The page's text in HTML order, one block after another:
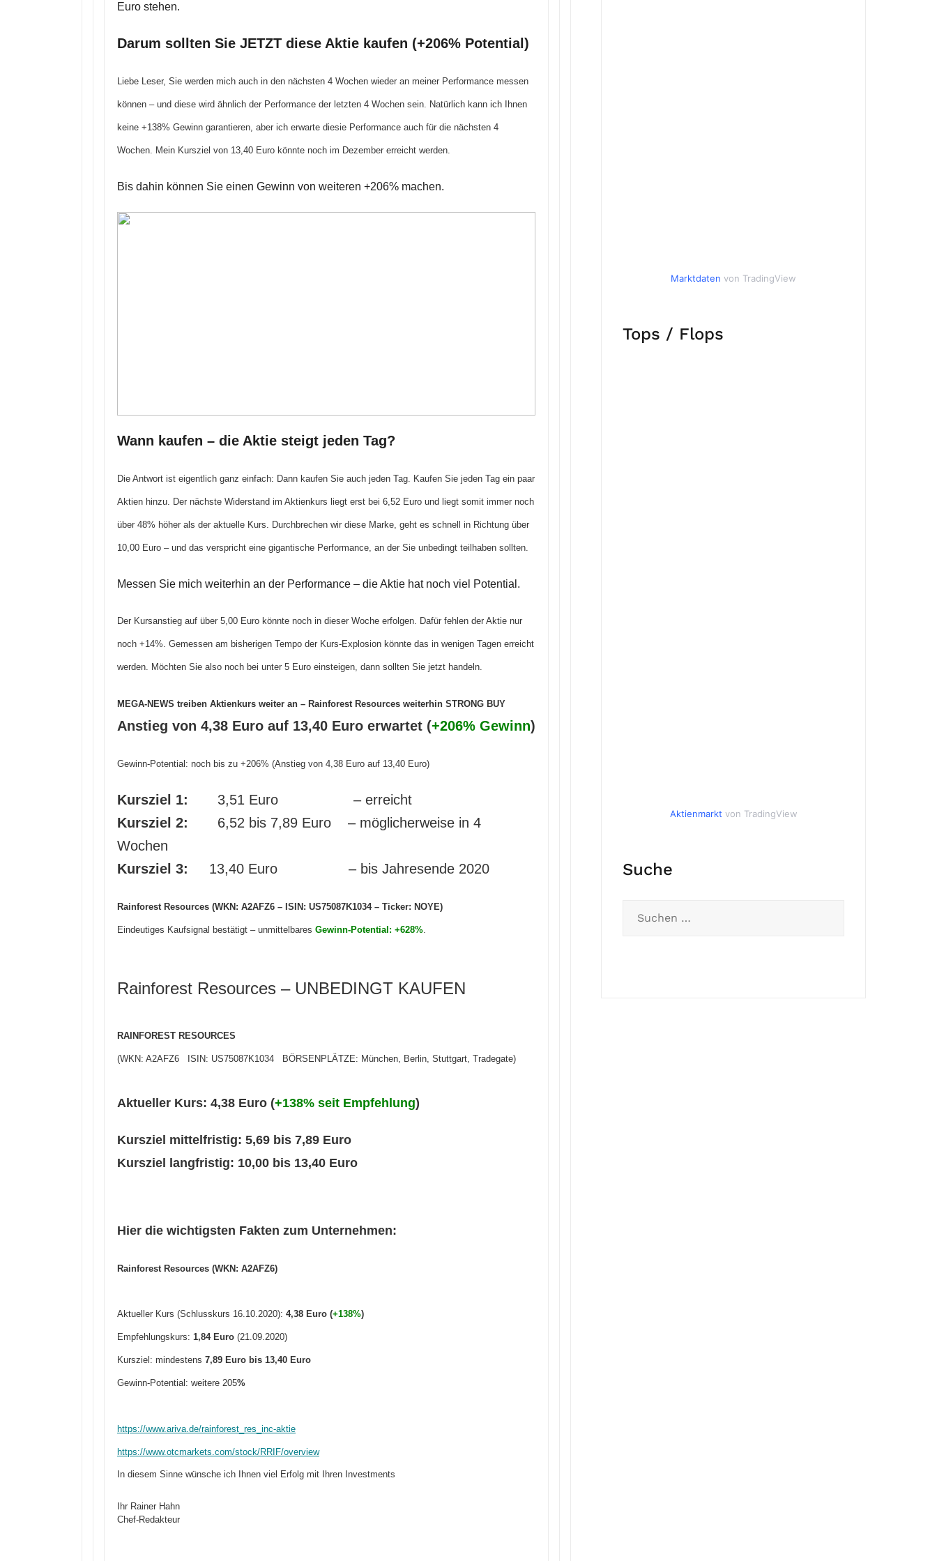
Euro stehen.
Darum sollten Sie JETZT diese Aktie kaufen (+206% Potential)
Liebe Leser, Sie werden mich auch in den nächsten 4 Wochen wieder an meiner Performance messen
können – und diese wird ähnlich der Performance der letzten 4 Wochen sein. Natürlich kann ich Ihnen
keine +138% Gewinn garantieren, aber ich erwarte diesie Performance auch für die nächsten 4
Wochen. Mein Kursziel von 13,40 Euro könnte noch im Dezember erreicht werden.
Bis dahin können Sie einen Gewinn von weiteren +206% machen.
Wann kaufen – die Aktie steigt jeden Tag?
Die Antwort ist eigentlich ganz einfach: Dann kaufen Sie auch jeden Tag. Kaufen Sie jeden Tag ein paar
Aktien hinzu. Der nächste Widerstand im Aktienkurs liegt erst bei 6,52 Euro und liegt somit immer noch
über 48% höher als der aktuelle Kurs. Durchbrechen wir diese Marke, geht es schnell in Richtung über
10,00 Euro – und das verspricht eine gigantische Performance, an der Sie unbedingt teilhaben sollten.
Messen Sie mich weiterhin an der Performance – die Aktie hat noch viel Potential.
Der Kursanstieg auf über 5,00 Euro könnte noch in dieser Woche erfolgen. Dafür fehlen der Aktie nur
noch +14%. Gemessen am bisherigen Tempo der Kurs-Explosion könnte das in wenigen Tagen erreicht
werden. Möchten Sie also noch bei unter 5 Euro einsteigen, dann sollten Sie jetzt handeln.
MEGA-NEWS treiben Aktienkurs weiter an – Rainforest Resources weiterhin STRONG BUY
Anstieg von 4,38 Euro auf 13,40 Euro erwartet (+206% Gewinn)
Gewinn-Potential: noch bis zu +206% (Anstieg von 4,38 Euro auf 13,40 Euro)
Kursziel 1: 3,51 Euro – erreicht
Kursziel 2: 6,52 bis 7,89 Euro – möglicherweise in 4
Wochen
Kursziel 3: 13,40 Euro – bis Jahresende 2020
Rainforest Resources (WKN: A2AFZ6 – ISIN: US75087K1034 – Ticker: NOYE)
Eindeutiges Kaufsignal bestätigt – unmittelbares Gewinn-Potential: +628%.
Rainforest Resources – UNBEDINGT KAUFEN
RAINFOREST RESOURCES
(WKN: A2AFZ6 ISIN: US75087K1034 BÖRSENPLÄTZE: München, Berlin, Stuttgart, Tradegate)
Aktueller Kurs: 4,38 Euro (+138% seit Empfehlung)
Kursziel mittelfristig: 5,69 bis 7,89 Euro
Kursziel langfristig: 10,00 bis 13,40 Euro
Hier die wichtigsten Fakten zum Unternehmen:
Rainforest Resources (WKN: A2AFZ6)
Aktueller Kurs (Schlusskurs 16.10.2020): 4,38 Euro (+138%)
Empfehlungskurs: 1,84 Euro (21.09.2020)
Kursziel: mindestens 7,89 Euro bis 13,40 Euro
Gewinn-Potential: weitere 205%
https://www.ariva.de/rainforest_res_inc-aktie
https://www.otcmarkets.com/stock/RRIF/overview
In diesem Sinne wünsche ich Ihnen viel Erfolg mit Ihren Investments
Ihr Rainer Hahn
Chef-Redakteur
Marktdaten von TradingView
Tops / Flops
Aktienmarkt von TradingView
Suche